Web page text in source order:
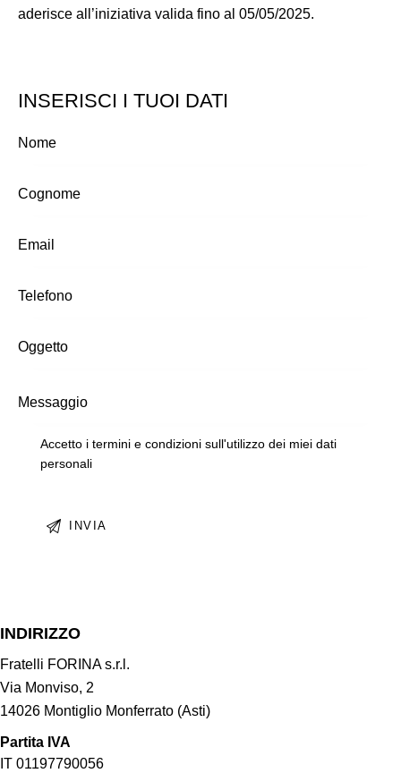
aderisce all’iniziativa valida fino al 05/05/2025.
INSERISCI I TUOI DATI
Accetto i termini e condizioni sull'utilizzo dei miei dati
personali
INDIRIZZO
Fratelli FORINA s.r.l.
Via Monviso, 2
14026 Montiglio Monferrato (Asti)
Partita IVA
IT 01197790056